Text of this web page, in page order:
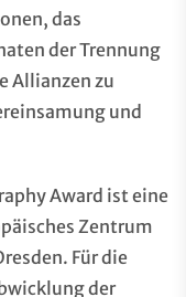
das
der Trennung
Allianzen zu
und
Award ist eine
Zentrum
Für die
der